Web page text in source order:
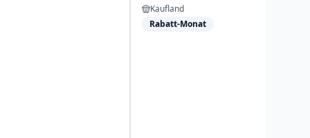
Kaufland
Rabatt-Monat